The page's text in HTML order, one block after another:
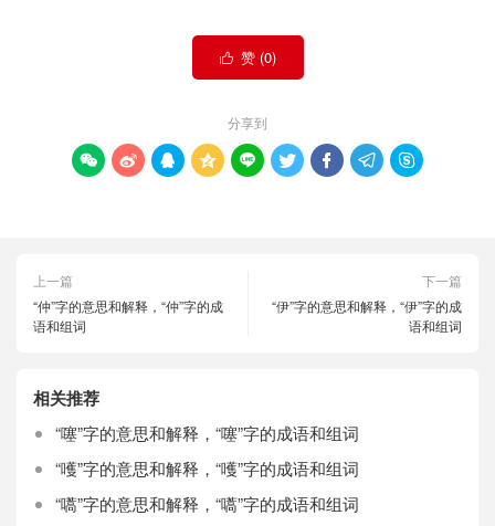
 赞 (0)
分享到
        
上一篇
“仲”字的意思和解释，“仲”字的成
语和组词
下一篇
“伊”字的意思和解释，“伊”字的成
语和组词
相关推荐
“噻”字的意思和解释，“噻”字的成语和组词
“嚄”字的意思和解释，“嚄”字的成语和组词
“嚆”字的意思和解释，“嚆”字的成语和组词